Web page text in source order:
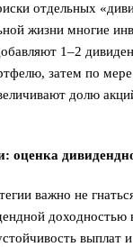
отдельных
жизни многие
1–2
затем по
долю
оценка
важно не
доходностью
выплат